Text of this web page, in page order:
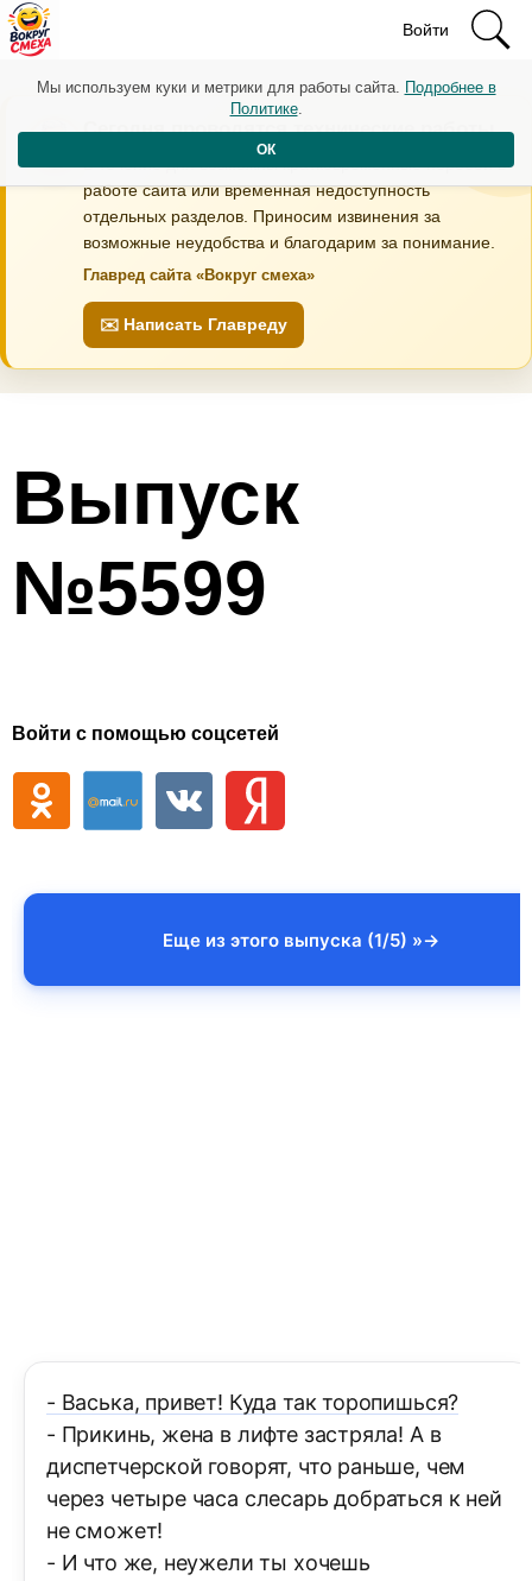
Войти
Сегодня проводятся технические работы
В течение дня возможны кратковременные перебои в
работе сайта или временная недоступность
отдельных разделов. Приносим извинения за
возможные неудобства и благодарим за понимание.
Главред сайта «Вокруг смеха»
✉️ Написать Главреду
Выпуск
№5599
Войти с помощью соцсетей
Еще из этого выпуска (1/5) »
- Васька, привет! Куда так торопишься?
- Прикинь, жена в лифте застряла! А в
диспетчерской говорят, что раньше, чем
через четыре часа слесарь добраться к ней
не сможет!
- И что же, неужели ты хочешь
Мы используем куки и метрики для работы сайта. Подробнее в
Политике.
ОК